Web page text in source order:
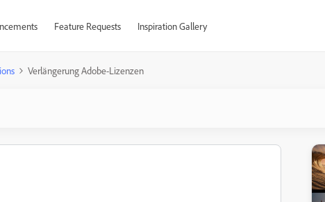
Feature Requests Inspiration Gallery
Verlängerung Adobe-Lizenzen